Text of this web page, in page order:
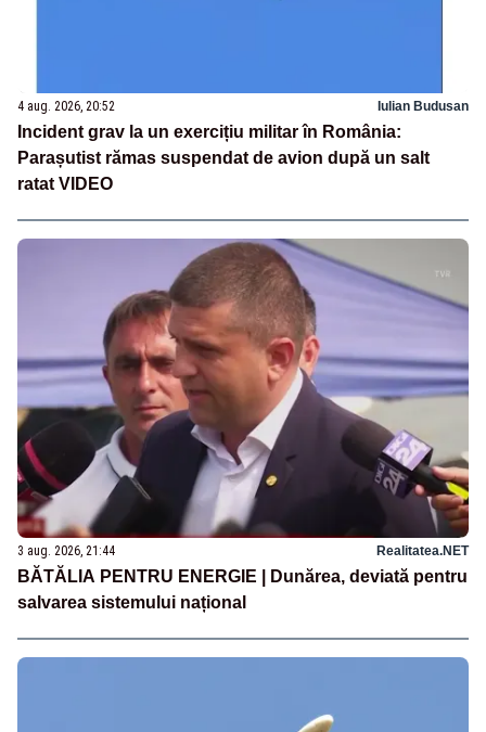
4 aug. 2026, 20:52 Iulian Budusan
Incident grav la un exercițiu militar în România:
Parașutist rămas suspendat de avion după un salt
ratat VIDEO
3 aug. 2026, 21:44 Realitatea.NET
BĂTĂLIA PENTRU ENERGIE | Dunărea, deviată pentru
salvarea sistemului național